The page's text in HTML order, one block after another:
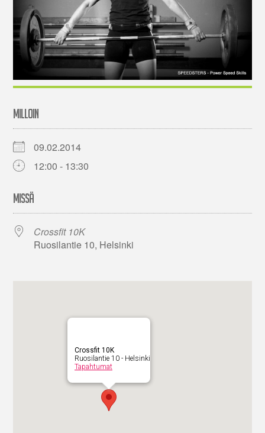
MILLOIN
09.02.2014
12:00 - 13:30
MISSÄ
Crossfit 10K
Ruosilantie 10, Helsinki
Crossfit 10K
Ruosilantie 10 - Helsinki
Tapahtumat